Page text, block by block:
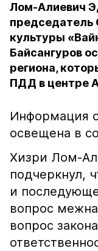
Лом-Алиевич
председатель
культуры
Байсангуров
региона,
ПДД в центре
Информация
освещена в
Хизри Лом-
подчеркнул,
и
вопрос
вопрос